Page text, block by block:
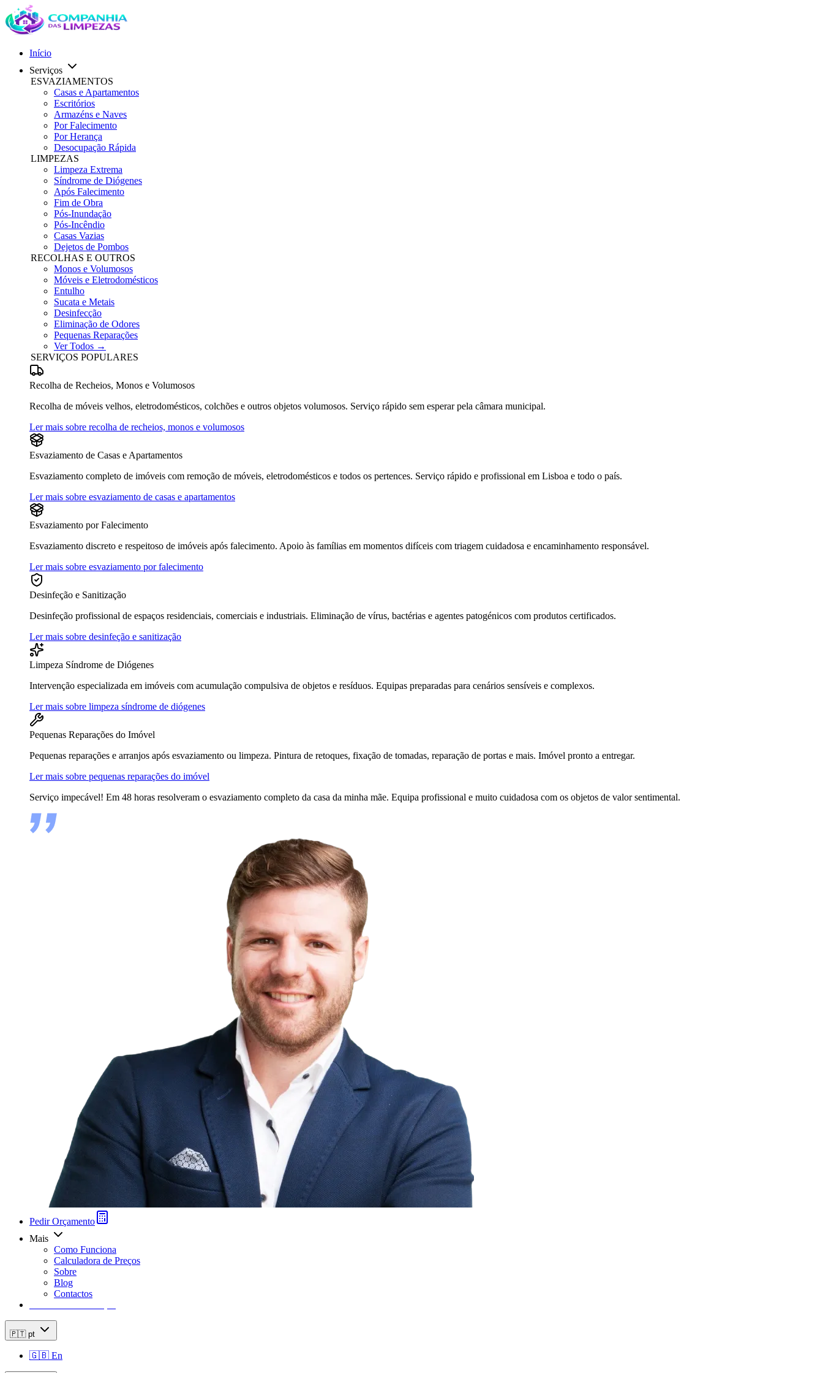
Início
Serviços
ESVAZIAMENTOS
Casas e Apartamentos
Escritórios
Armazéns e Naves
Por Falecimento
Por Herança
Desocupação Rápida
LIMPEZAS
Limpeza Extrema
Síndrome de Diógenes
Após Falecimento
Fim de Obra
Pós-Inundação
Pós-Incêndio
Casas Vazias
Dejetos de Pombos
RECOLHAS E OUTROS
Monos e Volumosos
Móveis e Eletrodomésticos
Entulho
Sucata e Metais
Desinfecção
Eliminação de Odores
Pequenas Reparações
Ver Todos →
SERVIÇOS POPULARES
Recolha de Recheios, Monos e Volumosos
Recolha de móveis velhos, eletrodomésticos, colchões e outros objetos volumosos. Serviço rápido sem esperar pela câmara municipal.
Ler mais sobre recolha de recheios, monos e volumosos
Esvaziamento de Casas e Apartamentos
Esvaziamento completo de imóveis com remoção de móveis, eletrodomésticos e todos os pertences. Serviço rápido e profissional em Lisboa e todo o país.
Ler mais sobre esvaziamento de casas e apartamentos
Esvaziamento por Falecimento
Esvaziamento discreto e respeitoso de imóveis após falecimento. Apoio às famílias em momentos difíceis com triagem cuidadosa e encaminhamento responsável.
Ler mais sobre esvaziamento por falecimento
Desinfeção e Sanitização
Desinfeção profissional de espaços residenciais, comerciais e industriais. Eliminação de vírus, bactérias e agentes patogénicos com produtos certificados.
Ler mais sobre desinfeção e sanitização
Limpeza Síndrome de Diógenes
Intervenção especializada em imóveis com acumulação compulsiva de objetos e resíduos. Equipas preparadas para cenários sensíveis e complexos.
Ler mais sobre limpeza síndrome de diógenes
Pequenas Reparações do Imóvel
Pequenas reparações e arranjos após esvaziamento ou limpeza. Pintura de retoques, fixação de tomadas, reparação de portas e mais. Imóvel pronto a entregar.
Ler mais sobre pequenas reparações do imóvel
Serviço impecável! Em 48 horas resolveram o esvaziamento completo da casa da minha mãe. Equipa profissional e muito cuidadosa com os objetos de valor sentimental.
Pedir Orçamento
Mais
Como Funciona
Calculadora de Preços
Sobre
Blog
Contactos
🇵🇹 pt
🇬🇧 En